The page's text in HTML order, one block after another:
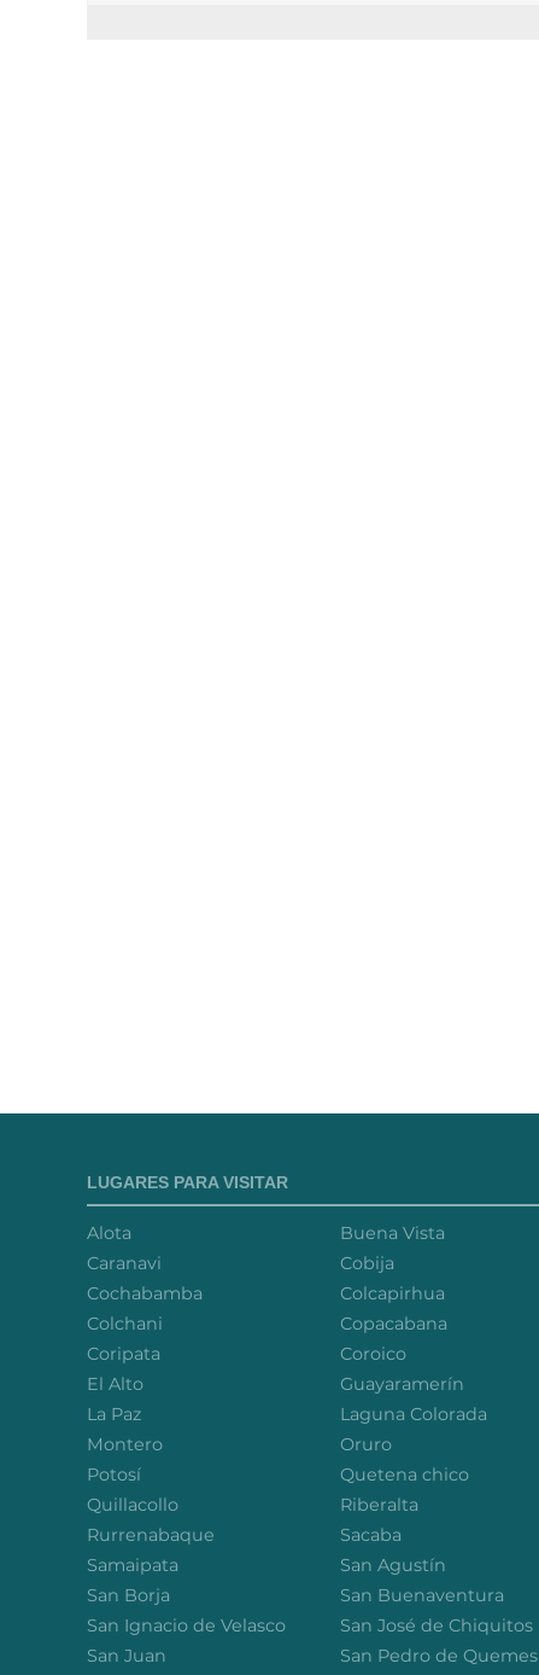
LUGARES PARA VISITAR
Alota
Buena Vista
Caranavi
Cobija
Cochabamba
Colcapirhua
Colchani
Copacabana
Coripata
Coroico
El Alto
Guayaramerín
La Paz
Laguna Colorada
Montero
Oruro
Potosí
Quetena chico
Quillacollo
Riberalta
Rurrenabaque
Sacaba
Samaipata
San Agustín
San Borja
San Buenaventura
San Ignacio de Velasco
San José de Chiquitos
San Juan
San Pedro de Quemes